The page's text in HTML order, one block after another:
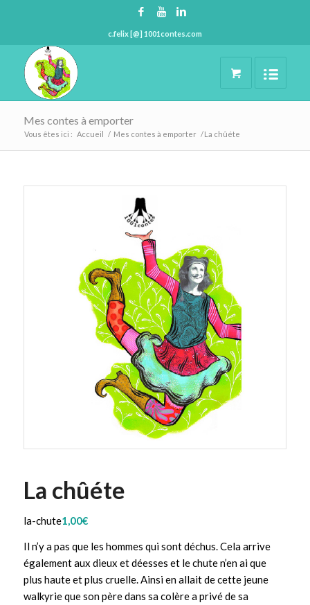
c.felix [@] 1001contes.com
Mes contes à emporter
Vous êtes ici : Accueil / Mes contes à emporter /La chûéte
La chûéte
la-chute1,00€
Il n’y a pas que les hommes qui sont déchus. Cela arrive
également aux dieux et déesses et le chute n’en ai que
plus haute et plus cruelle. Ainsi en allait de cette jeune
walkyrie que son père dans sa colère a privé de sa